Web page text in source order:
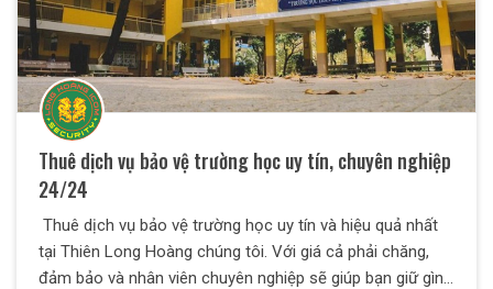
Thuê dịch vụ bảo vệ trường học uy tín, chuyên nghiệp
24/24
Thuê dịch vụ bảo vệ trường học uy tín và hiệu quả nhất
tại Thiên Long Hoàng chúng tôi. Với giá cả phải chăng,
đảm bảo và nhân viên chuyên nghiệp sẽ giúp bạn giữ gìn